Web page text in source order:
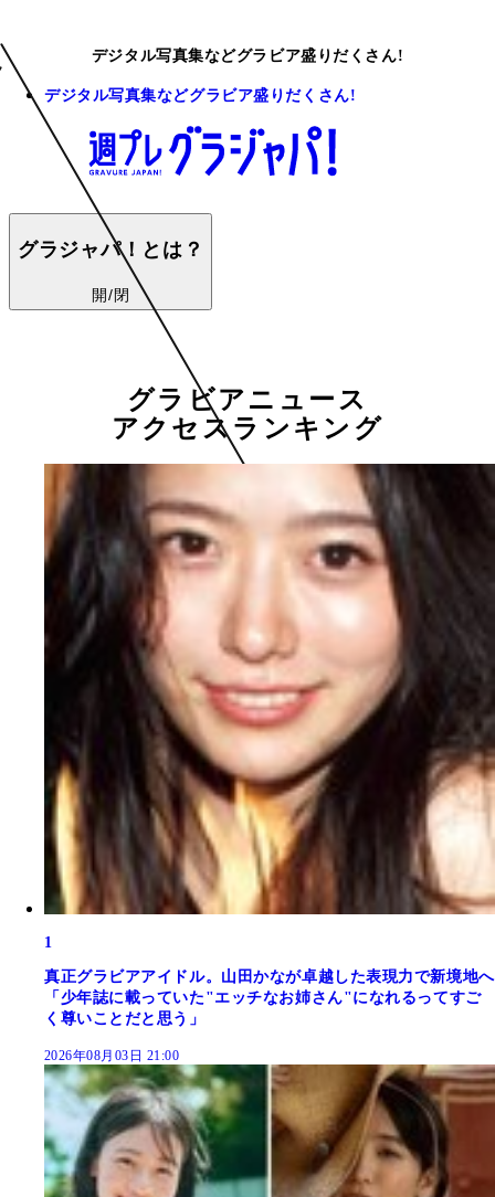
デジタル写真集などグラビア盛りだくさん!
デジタル写真集などグラビア盛りだくさん!
グラジャパ！とは？
開/閉
グラビアニュース
アクセスランキング
1
真正グラビアアイドル。山田かなが卓越した表現力で新境地へ
「少年誌に載っていた"エッチなお姉さん"になれるってすご
く尊いことだと思う」
2026年08月03日 21:00